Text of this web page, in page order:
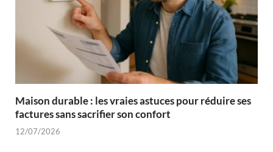
Maison durable : les vraies astuces pour réduire ses
factures sans sacrifier son confort
12/07/2026